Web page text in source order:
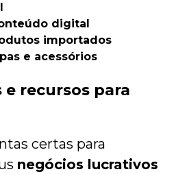
digital
importados
e acessórios
e recursos para
certas para
negócios lucrativos